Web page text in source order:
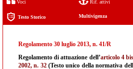
Voci Rif. attivi
Testo Storico Multivigenza
Regolamento 30 luglio 2013, n. 41/R
Regolamento di attuazione dell’articolo 4
2002, n. 32(Testo unico della normativa